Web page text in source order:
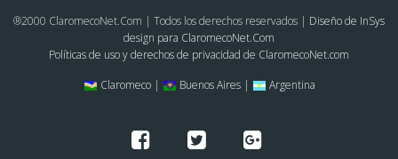
®2000 ClaromecoNet.Com | Todos los derechos reservados | Diseño de InSys
design para ClaromecoNet.Com
Políticas de uso y derechos de privacidad de ClaromecoNet.com
Claromeco |
Buenos Aires | Argentina